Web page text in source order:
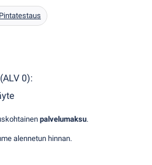
Pintatestaus
(ALV 0):
palvelumaksu.
alennetun hinnan.